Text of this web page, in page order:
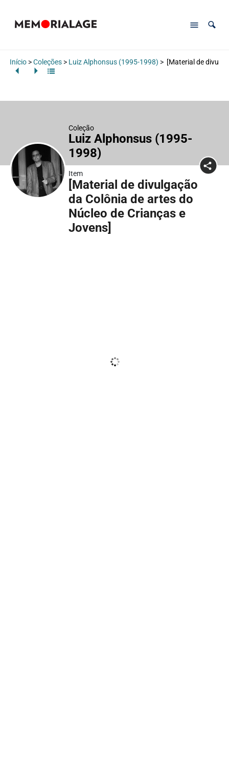
Início>Coleções> Luiz Alphonsus (1995-1998) > [Material de
Coleção
Luiz Alphonsus (1995-
1998)
Item
[Material de divulgação
da Colônia de artes do
Núcleo de Crianças e
Jovens]